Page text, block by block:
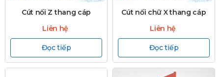
Cút nối Z thang cáp
Liên hệ
Đọc tiếp
Cút nối chữ X thang cáp
Liên hệ
Đọc tiếp